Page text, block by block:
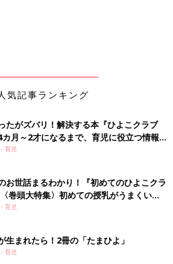
気記事ランキング
たがズバリ！解決する本『ひよこクラブ
月～2才になるまで、育児に役立つ情報が
育児
お世話まるわかり！『初めてのひよこクラ
巻頭大特集〉初めての授乳がうまくい
い・ミルクの基本と夏のトラブル 解決テ
育児
生まれたら！2冊の「たまひよ」
育児